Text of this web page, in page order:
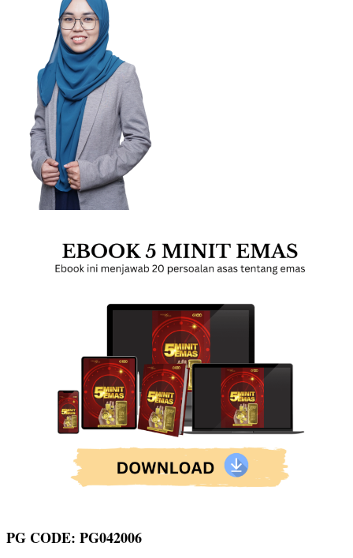
PG CODE: PG042006